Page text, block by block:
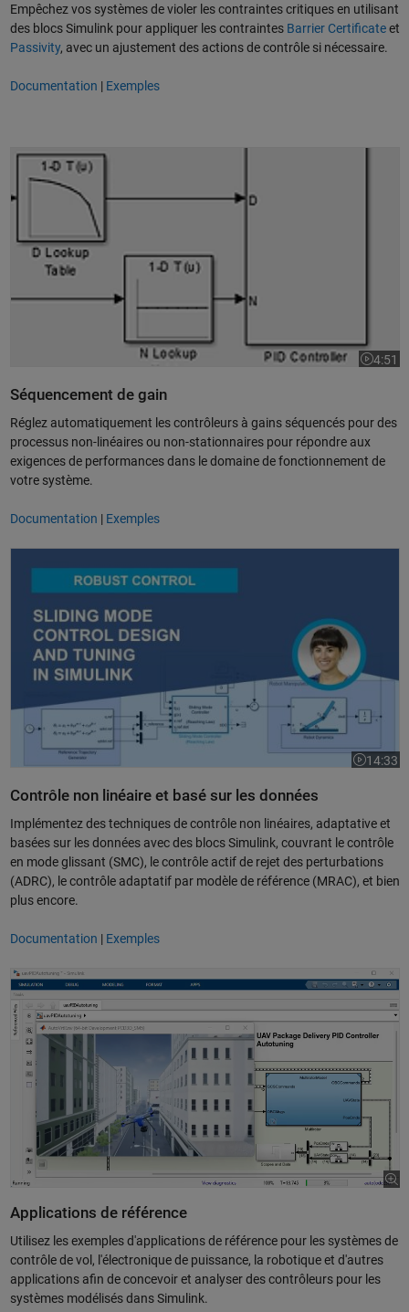
Empêchez vos systèmes de violer les contraintes critiques en utilisant
des blocs Simulink pour appliquer les contraintes Barrier Certificateet
Passivity, avec un ajustement des actions de contrôle si nécessaire.
Documentation | Exemples
Séquencement de gain des contrôleurs PID
4:51
La
Séquencement de gain
Réglez automatiquement les contrôleurs à gains séquencés pour des
processus non-linéaires ou non-stationnaires pour répondre aux
exigences de performances dans le domaine de fonctionnement de
votre système.
Documentation | Exemples
14:33
La vidéo
Contrôle non linéaire et basé sur les données
Implémentez des techniques de contrôle non linéaires, adaptative et
basées sur les données avec des blocs Simulink, couvrant le contrôle
en mode glissant (SMC), le contrôle actif de rejet des perturbations
(ADRC), le contrôle adaptatif par modèle de référence (MRAC), et bien
plus encore.
Documentation | Exemples
Applications de référence
Utilisez les exemples d'applications de référence pour les systèmes de
contrôle de vol, l'électronique de puissance, la robotique et d'autres
applications afin de concevoir et analyser des contrôleurs pour les
systèmes modélisés dans Simulink.